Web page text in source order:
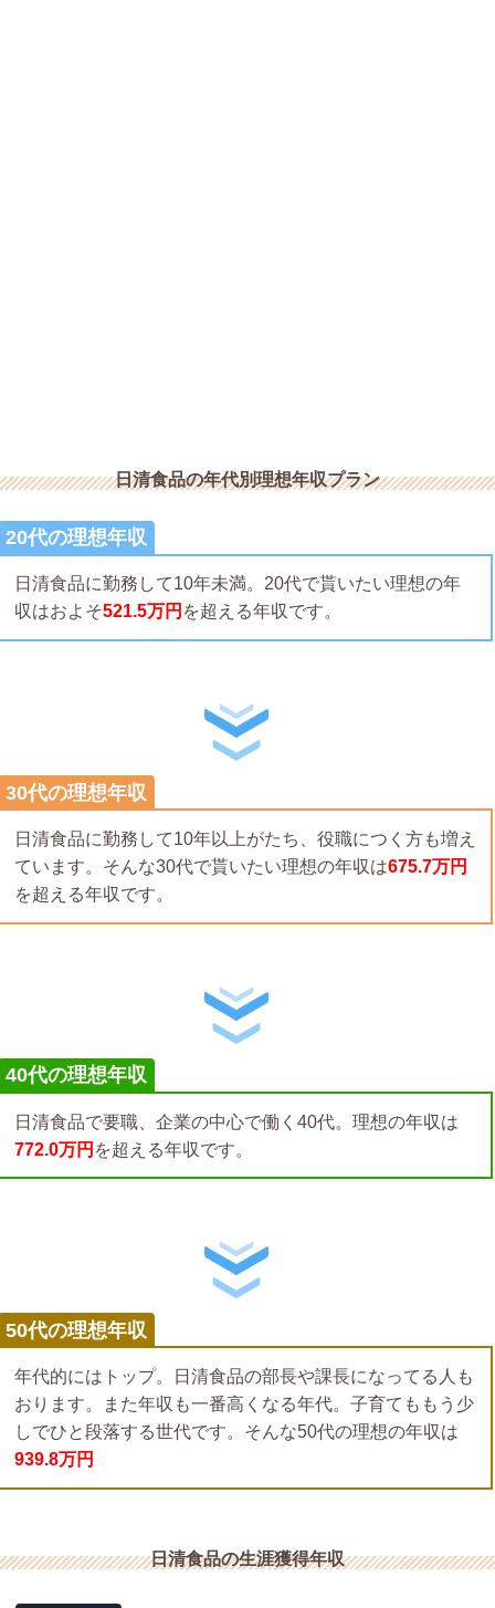
日清食品の年代別理想年収プラン
20代の理想年収
日清食品に勤務して10年未満。20代で貰いたい理想の年
収はおよそ521.5万円 を超える年収です。
30代の理想年収
日清食品に勤務して10年以上がたち、役職につく方も増え
ています。そんな30代で貰いたい理想の年収は675.7万円
を超える年収です。
40代の理想年収
日清食品で要職、企業の中心で働く40代。理想の年収は
772.0万円 を超える年収です。
50代の理想年収
年代的にはトップ。日清食品の部長や課長になってる人も
おります。また年収も一番高くなる年代。子育てももう少
しでひと段落する世代です。そんな50代の理想の年収は
939.8万円
日清食品の生涯獲得年収